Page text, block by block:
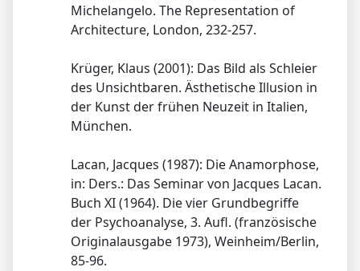
Michelangelo. The Representation of
Architecture, London, 232-257.
Krüger, Klaus (2001): Das Bild als Schleier
des Unsichtbaren. Ästhetische Illusion in
der Kunst der frühen Neuzeit in Italien,
München.
Lacan, Jacques (1987): Die Anamorphose,
in: Ders.: Das Seminar von Jacques Lacan.
Buch XI (1964). Die vier Grundbegriffe
der Psychoanalyse, 3. Aufl. (französische
Originalausgabe 1973), Weinheim/Berlin,
85-96.